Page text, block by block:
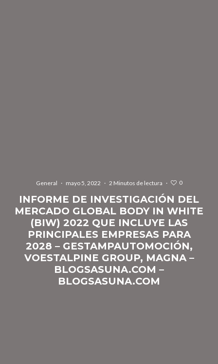
General · mayo 5, 2022 · 2 Minutos de lectura · 0
INFORME DE INVESTIGACIÓN DEL
MERCADO GLOBAL BODY IN WHITE
(BIW) 2022 QUE INCLUYE LAS
PRINCIPALES EMPRESAS PARA
2028 – GESTAMPAUTOMOCIÓN,
VOESTALPINE GROUP, MAGNA –
BLOGSASUNA.COM –
BLOGSASUNA.COM